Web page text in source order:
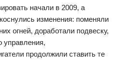
начали в 2009, а
изменения: поменяли
огней, доработали подвеску,
управления,
продолжили ставить те